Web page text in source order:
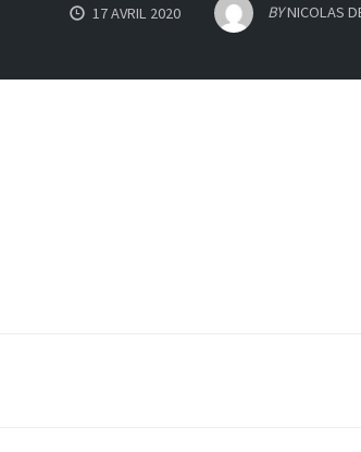
17 AVRIL 2020 BYNICOLAS